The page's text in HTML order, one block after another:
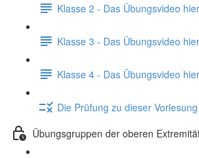
Klasse 2 - Das Übungsvideo
Klasse 3 - Das Übungsvideo
Klasse 4 - Das Übungsvideo
Die Prüfung zu dieser
Übungsgruppen der oberen